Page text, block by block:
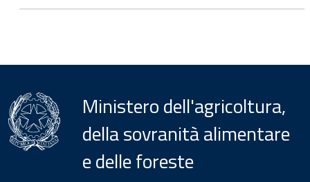
Ministero dell'agricoltura,
della sovranità alimentare
e delle foreste